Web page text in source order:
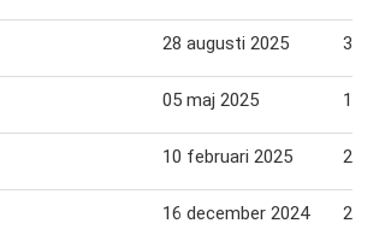
28 augusti 2025 31
05 maj 2025 18
10 februari 2025 23
16 december 2024 29